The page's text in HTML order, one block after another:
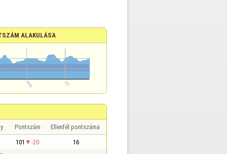
ALAKULÁSA
Pontszám
Ellenfél pontszáma
101
-20 16